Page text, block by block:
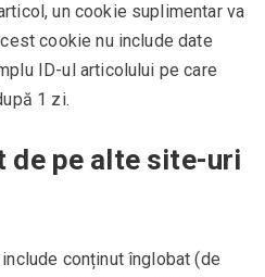
un cookie suplimentar va
cookie nu include date
ID-ul articolului pe care
1 zi.
de pe alte site-uri
conținut înglobat (de